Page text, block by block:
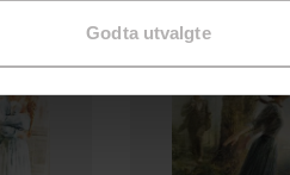
Godta utvalgte